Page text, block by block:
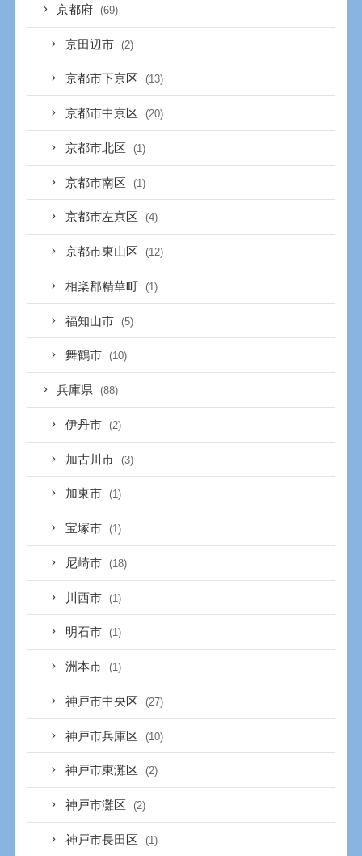
京都府 (69)
京田辺市 (2)
京都市下京区 (13)
京都市中京区 (20)
京都市北区 (1)
京都市南区 (1)
京都市左京区 (4)
京都市東山区 (12)
相楽郡精華町 (1)
福知山市 (5)
舞鶴市 (10)
兵庫県 (88)
伊丹市 (2)
加古川市 (3)
加東市 (1)
宝塚市 (1)
尼崎市 (18)
川西市 (1)
明石市 (1)
洲本市 (1)
神戸市中央区 (27)
神戸市兵庫区 (10)
神戸市東灘区 (2)
神戸市灘区 (2)
神戸市長田区 (1)